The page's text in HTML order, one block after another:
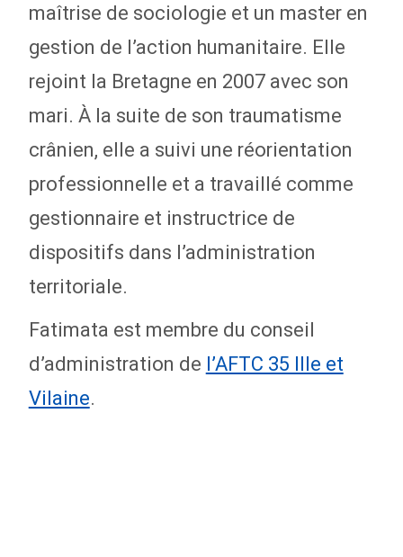
maîtrise de sociologie et un master en
gestion de l’action humanitaire. Elle
rejoint la Bretagne en 2007 avec son
mari. À la suite de son traumatisme
crânien, elle a suivi une réorientation
professionnelle et a travaillé comme
gestionnaire et instructrice de
dispositifs dans l’administration
territoriale.
Fatimata est membre du conseil
d’administration de l’AFTC 35 Ille et
Vilaine.